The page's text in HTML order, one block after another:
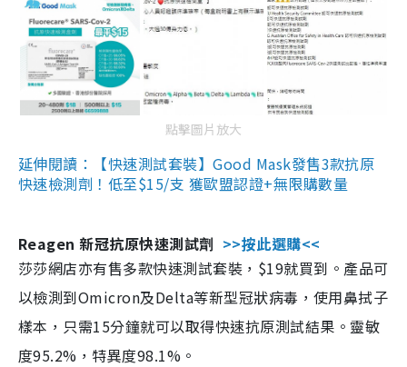
點擊圖片放大
延伸閱讀：【快速測試套裝】Good Mask發售3款抗原
快速檢測劑！低至$15/支 獲歐盟認證+無限購數量
Reagen 新冠抗原快速測試劑 >>按此選購<<
莎莎網店亦有售多款快速測試套裝，$19就買到。產品可
以檢測到Omicron及Delta等新型冠狀病毒，使用鼻拭子
樣本，只需15分鐘就可以取得快速抗原測試結果。靈敏
度95.2%，特異度98.1%。